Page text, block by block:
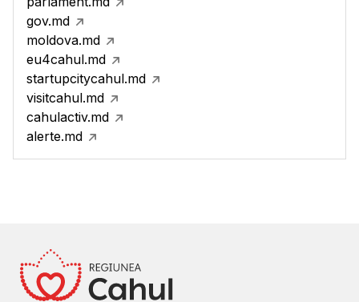
gov.md
moldova.md
eu4cahul.md
startupcitycahul.md
visitcahul.md
cahulactiv.md
alerte.md